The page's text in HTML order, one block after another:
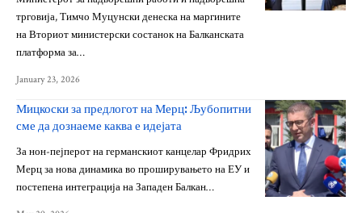
трговија, Тимчо Муцунски денеска на маргините
на Вториот министерски состанок на Балканската
платформа за…
January 23, 2026
Мицкоски за предлогот на Мерц: Љубопитни
сме да дознаеме каква е идејата
За нон-пејперот на германскиот канцелар Фридрих
Мерц за нова динамика во проширувањето на ЕУ и
постепена интеграција на Западен Балкан…